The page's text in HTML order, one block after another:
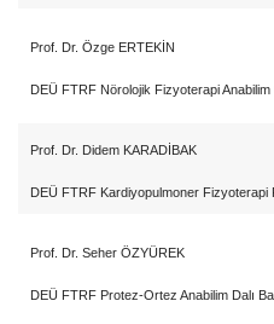
Prof. Dr. Özge ERTEKİN
DEÜ FTRF Nörolojik Fizyoterapi Anabilim
Prof. Dr. Didem KARADİBAK
DEÜ FTRF Kardiyopulmoner Fizyoterapi
Prof. Dr. Seher ÖZYÜREK
DEÜ FTRF Protez-Ortez Anabilim Dalı